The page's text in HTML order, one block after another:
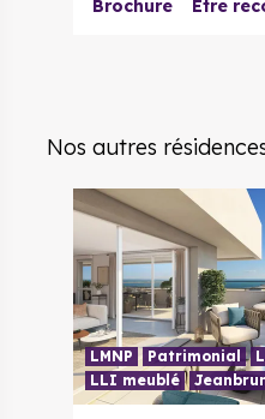
Brochure Être
Nos autres
LMNP Patrimonial
LLI meublé